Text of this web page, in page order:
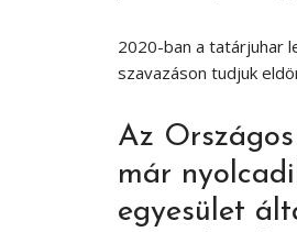
2020-ban a tatárjuhar
szavazáson tudjuk
Az
már
egyesület